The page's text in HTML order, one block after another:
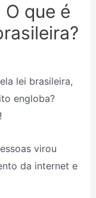
que é
lei brasileira,
engloba?
virou
da internet e